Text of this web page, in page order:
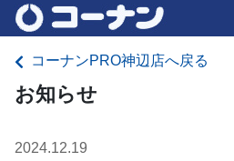
コーナンPRO神辺店へ戻る
お知らせ
2024.12.19